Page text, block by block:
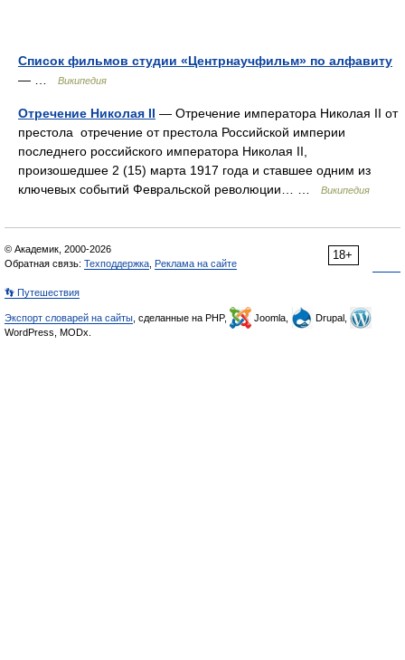
Список фильмов студии «Центрнаучфильм» по алфавиту
— …
Википедия
Отречение Николая II — Отречение императора Николая II от
престола отречение от престола Российской империи
последнего российского императора Николая II,
произошедшее 2 (15) марта 1917 года и ставшее одним из
ключевых событий Февральской революции… …
Википедия
18+
© Академик, 2000-2026
Обратная связь: Техподдержка Реклама на сайте
👣 Путешествия
Экспорт словарей на сайты , сделанные на PHP, Joomla,
Drupal,
WordPress, MODx.